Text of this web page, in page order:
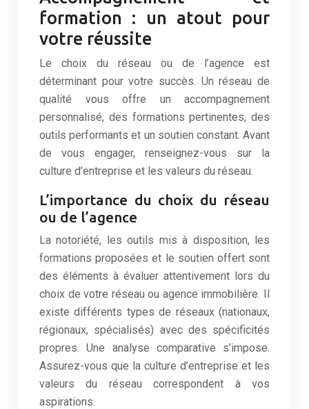
formation : un atout pour
votre réussite
Le choix du réseau ou de l’agence est
déterminant pour votre succès. Un réseau de
qualité vous offre un accompagnement
personnalisé, des formations pertinentes, des
outils performants et un soutien constant. Avant
de vous engager, renseignez-vous sur la
culture d’entreprise et les valeurs du réseau.
L’importance du choix du réseau
ou de l’agence
La notoriété, les outils mis à disposition, les
formations proposées et le soutien offert sont
des éléments à évaluer attentivement lors du
choix de votre réseau ou agence immobilière. Il
existe différents types de réseaux (nationaux,
régionaux, spécialisés) avec des spécificités
propres. Une analyse comparative s’impose.
Assurez-vous que la culture d’entreprise et les
valeurs du réseau correspondent à vos
aspirations.